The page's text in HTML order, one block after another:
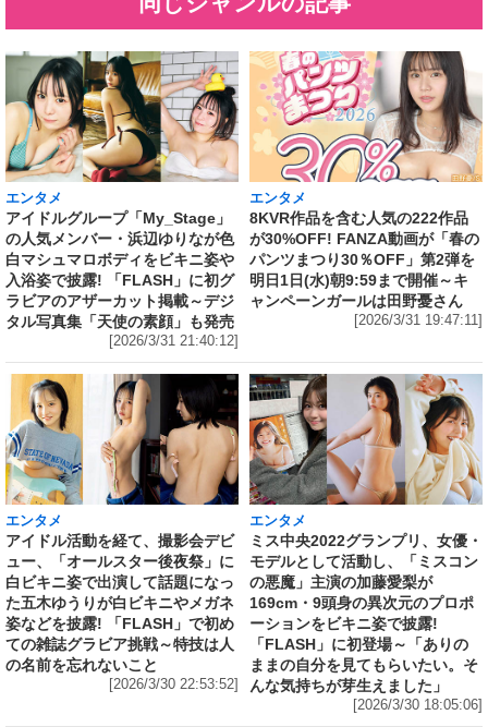
エンタメ
アイドルグループ「My_Stage」
の人気メンバー・浜辺ゆりなが色
白マシュマロボディをビキニ姿や
入浴姿で披露! 「FLASH」に初グ
ラビアのアザーカット掲載～デジ
タル写真集「天使の素顔」も発売
[2026/3/31 21:40:12]
エンタメ
8KVR作品を含む人気の222作品
が30%OFF! FANZA動画が「春の
パンツまつり30％OFF」第2弾を
明日1日(水)朝9:59まで開催～キ
ャンペーンガールは田野憂さん
[2026/3/31 19:47:11]
エンタメ
アイドル活動を経て、撮影会デビ
ュー、「オールスター後夜祭」に
白ビキニ姿で出演して話題になっ
た五木ゆうりが白ビキニやメガネ
姿などを披露! 「FLASH」で初め
ての雑誌グラビア挑戦～特技は人
の名前を忘れないこと
[2026/3/30 22:53:52]
エンタメ
ミス中央2022グランプリ、女優・
モデルとして活動し、「ミスコン
の悪魔」主演の加藤愛梨が
169cm・9頭身の異次元のプロポ
ーションをビキニ姿で披露!
「FLASH」に初登場～「ありの
ままの自分を見てもらいたい。そ
んな気持ちが芽生えました」
[2026/3/30 18:05:06]